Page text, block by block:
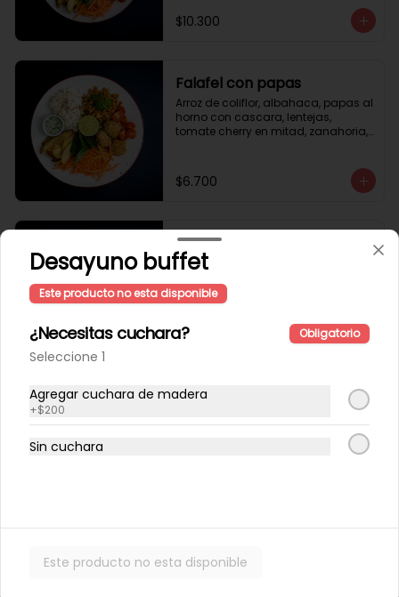
verde, limón.
$10.300
Falafel con papas
Arroz de coliflor, albahaca, papas al
horno con cascara, lentejas,
tomate cherry en mitad, zanahoria,
$6.700
Pollo caliente con miel
Quínoa tibia, espinaca, papas al
zanahoria, pollo grille en cubos,
sésamo, salsa de miel picante.
$6.800
Pollo miso
arroz integral tibio, espinaca,
cilantro, repollo morado, zanahoria,
pollo grille en cubos, aderezo de
Sandwich 🍔
Desayuno buffet
Este producto no esta disponible
¿Necesitas cuchara? Obligatorio
Seleccione 1
Agregar cuchara de madera
+$200
Sin cuchara
Este producto no esta disponible